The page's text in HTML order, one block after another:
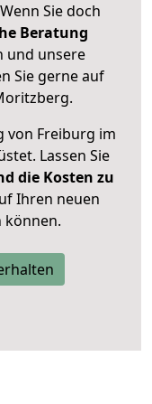
Sie doch
Beratung
und unsere
Sie gerne auf
von Freiburg im
Lassen Sie
die Kosten zu
Ihren neuen
können.